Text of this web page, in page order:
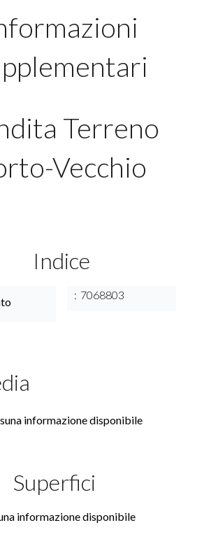
Terreno
Vecchio
Indice
7068803
informazione disponibile
Superfici
informazione disponibile